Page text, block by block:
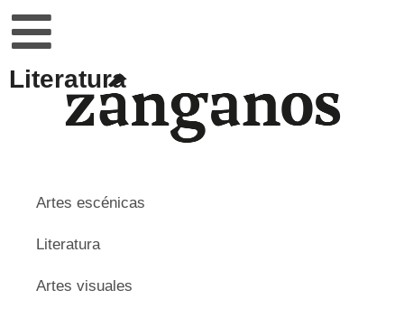
Literatura
Artes escénicas
Literatura
Artes visuales